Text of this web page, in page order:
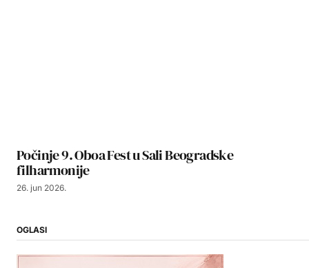
Počinje 9. Oboa Fest u Sali Beogradske
filharmonije
26. jun 2026.
OGLASI